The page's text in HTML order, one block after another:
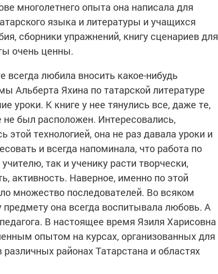
многолетнего опыта она написала для
языка и литературы и учащихся
сборники упражнений, книгу сценариев для
очень ценны.
всегда любила вносить какое-нибудь
Альберта Яхина по татарской литературе
уроки. К книге у нее тянулись все, даже те,
не был расположен. Интересовались,
технологией, она не раз давала уроки и
и всегда напоминала, что работа по
так и ученику расти творчески,
активность. Наверное, именно по этой
множество последователей. Во всяком
она всегда воспитывала любовь. А
В настоящее время Язиля Харисовна
опытом на курсах, организованных для
районах Татарстана и областях